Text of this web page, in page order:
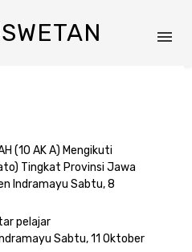
(10 AK A) Mengikuti
Tingkat Provinsi Jawa
Indramayu Sabtu, 8
pelajar
Sabtu, 11 Oktober